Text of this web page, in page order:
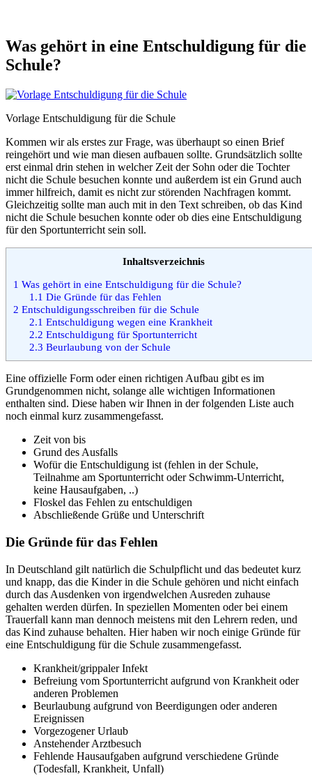
Was gehört in eine Entschuldigung für die
Schule?
Vorlage Entschuldigung für die Schule
Kommen wir als erstes zur Frage, was überhaupt so einen Brief
reingehört und wie man diesen aufbauen sollte. Grundsätzlich sollte
erst einmal drin stehen in welcher Zeit der Sohn oder die Tochter
nicht die Schule besuchen konnte und außerdem ist ein Grund auch
immer hilfreich, damit es nicht zur störenden Nachfragen kommt.
Gleichzeitig sollte man auch mit in den Text schreiben, ob das Kind
nicht die Schule besuchen konnte oder ob dies eine Entschuldigung
für den Sportunterricht sein soll.
Inhaltsverzeichnis
1 Was gehört in eine Entschuldigung für die Schule?
1.1 Die Gründe für das Fehlen
2 Entschuldigungsschreiben für die Schule
2.1 Entschuldigung wegen eine Krankheit
2.2 Entschuldigung für Sportunterricht
2.3 Beurlaubung von der Schule
Eine offizielle Form oder einen richtigen Aufbau gibt es im
Grundgenommen nicht, solange alle wichtigen Informationen
enthalten sind. Diese haben wir Ihnen in der folgenden Liste auch
noch einmal kurz zusammengefasst.
Zeit von bis
Grund des Ausfalls
Wofür die Entschuldigung ist (fehlen in der Schule,
Teilnahme am Sportunterricht oder Schwimm-Unterricht,
keine Hausaufgaben, ..)
Floskel das Fehlen zu entschuldigen
Abschließende Grüße und Unterschrift
Die Gründe für das Fehlen
In Deutschland gilt natürlich die Schulpflicht und das bedeutet kurz
und knapp, das die Kinder in die Schule gehören und nicht einfach
durch das Ausdenken von irgendwelchen Ausreden zuhause
gehalten werden dürfen. In speziellen Momenten oder bei einem
Trauerfall kann man dennoch meistens mit den Lehrern reden, und
das Kind zuhause behalten. Hier haben wir noch einige Gründe für
eine Entschuldigung für die Schule zusammengefasst.
Krankheit/grippaler Infekt
Befreiung vom Sportunterricht aufgrund von Krankheit oder
anderen Problemen
Beurlaubung aufgrund von Beerdigungen oder anderen
Ereignissen
Vorgezogener Urlaub
Anstehender Arztbesuch
Fehlende Hausaufgaben aufgrund verschiedene Gründe
(Todesfall, Krankheit, Unfall)